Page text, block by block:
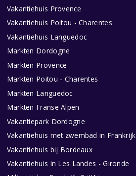
Vakantiehuis Provence
Vakantiehuis Poitou - Charentes
Vakantiehuis Languedoc
Markten Dordogne
Markten Provence
Markten Poitou - Charentes
Markten Languedoc
Markten Franse Alpen
Vakantiepark Dordogne
Vakantiehuis met zwembad in Frankrijk
Vakantiehuis bij Bordeaux
Vakantiehuis in Les Landes - Gironde